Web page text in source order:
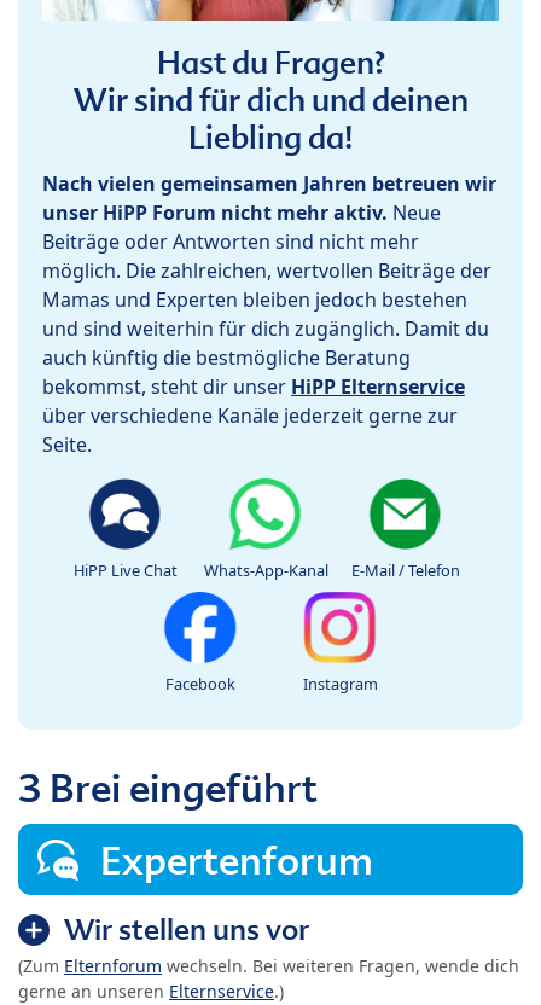
Hast du Fragen?
Wir sind für dich und deinen
Liebling da!
Nach vielen gemeinsamen Jahren betreuen wir
unser HiPP Forum nicht mehr aktiv. Neue
Beiträge oder Antworten sind nicht mehr
möglich. Die zahlreichen, wertvollen Beiträge der
Mamas und Experten bleiben jedoch bestehen
und sind weiterhin für dich zugänglich. Damit du
auch künftig die bestmögliche Beratung
bekommst, steht dir unser HiPP Elternservice
über verschiedene Kanäle jederzeit gerne zur
Seite.
HiPP Live Chat Whats-App-Kanal E-Mail / Telefon
Facebook Instagram
3 Brei eingeführt
Expertenforum
Wir stellen uns vor
(Zum Elternforum wechseln. Bei weiteren Fragen, wende dich
gerne an unseren Elternservice.)